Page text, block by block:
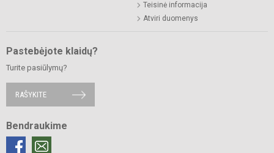
Teisinė informacija
Atviri duomenys
Pastebėjote klaidų?
Turite pasiūlymų?
RAŠYKITE
Bendraukime